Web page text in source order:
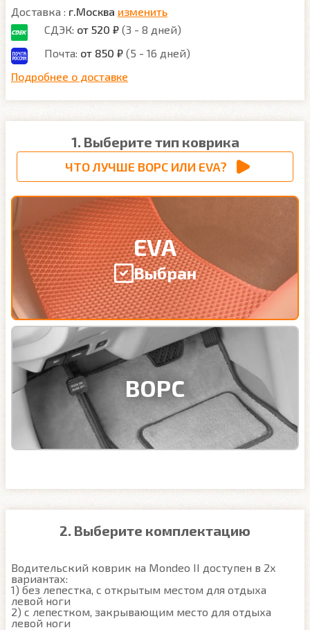
Доставка : г.Москва изменить
СДЭК: от 520 ₽ (3 - 8 дней)
Почта: от 850 ₽ (5 - 16 дней)
Подробнее о доставке
1. Выберите тип коврика
ЧТО ЛУЧШЕ ВОРС ИЛИ EVA?
EVA
Выбран
ВОРС
2. Выберите комплектацию
Водительский коврик на Mondeo II доступен в 2х
вариантах:
1) без лепестка, с открытым местом для отдыха
левой ноги
2) с лепестком, закрывающим место для отдыха
левой ноги